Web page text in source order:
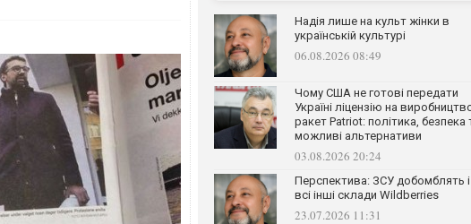
Надія лише на культ жінки в
українській культурі
06.08.2026 08:49
Чому США не готові передати
Україні ліцензію на
ракет Patriot: політика, безпека
можливі альтернативи
03.08.2026 20:24
Перспектива: ЗСУ добомблять і
всі інші склади Wildberries
23.07.2026 11:31